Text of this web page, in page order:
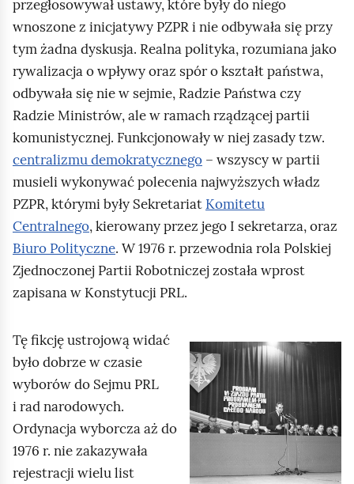
przegłosowywał ustawy, które były do niego
wnoszone z inicjatywy PZPR i nie odbywała się przy
tym żadna dyskusja. Realna polityka, rozumiana jako
rywalizacja o wpływy oraz spór o kształt państwa,
odbywała się nie w sejmie, Radzie Państwa czy
Radzie Ministrów, ale w ramach rządzącej partii
komunistycznej. Funkcjonowały w niej zasady tzw.
centralizmu demokratycznego – wszyscy w partii
musieli wykonywać polecenia najwyższych władz
PZPR, którymi były Sekretariat Komitetu
Centralnego, kierowany przez jego I sekretarza, oraz
Biuro Polityczne. W 1976 r. przewodnia rola Polskiej
Zjednoczonej Partii Robotniczej została wprost
zapisana w Konstytucji PRL.
K
l
k
Tę fikcję ustrojową widać
było dobrze w czasie
wyborów do Sejmu PRL
i rad narodowych.
Ordynacja wyborcza aż do
1976 r. nie zakazywała
rejestracji wielu list